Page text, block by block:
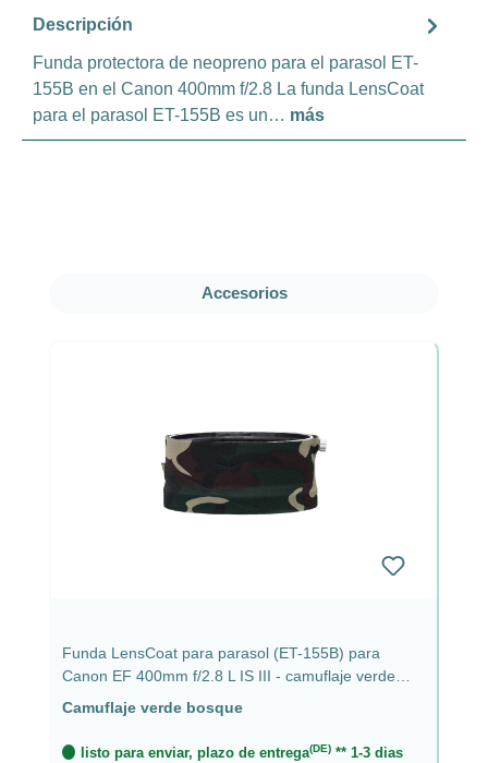
Descripción
Funda protectora de neopreno para el parasol ET-
155B en el Canon 400mm f/2.8 La funda LensCoat
para el parasol ET-155B es un… más
Omitir la galería de productos
Accesorios
Funda LensCoat para parasol (ET-155B) para
Canon EF 400mm f/2.8 L IS III - camuflaje verde
bosque
Camuflaje verde bosque
listo para enviar, plazo de entrega(DE) ** 1-3 dias